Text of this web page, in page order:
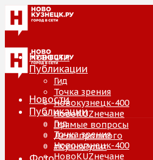
Новости
Публикации
Гид
Точка зрения
Новокузнецк-400
НовоKUZнечане
Прямые вопросы
Дело прошлого
#КузняРулит
Новости
Публикации
Гид
Точка зрения
Новокузнецк-400
НовоKUZнечане